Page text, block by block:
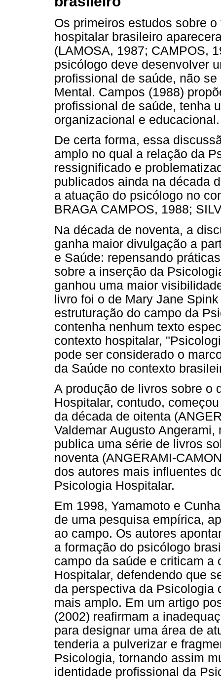
Os primeiros estudos sobre
hospitalar brasileiro
(LAMOSA, 1987; CAMPOS,
psicólogo deve desenvolver
profissional de saúde, não
Mental. Campos (1988)
profissional de saúde, tenha
organizacional e educacional.
De certa forma, essa
amplo no qual a relação da
ressignificado e
publicados ainda na década
a atuação do psicólogo no
BRAGA CAMPOS, 1988;
Na década de noventa, a
ganha maior divulgação a
e Saúde: repensando
sobre a inserção da
ganhou uma maior
livro foi o de Mary Jane
estruturação do campo da
contenha nenhum texto
contexto hospitalar,
pode ser considerado o
da Saúde no contexto
A produção de livros sobre o
Hospitalar, contudo,
da década de oitenta
Valdemar Augusto
publica uma série de livros
noventa (ANGERAMI-
dos autores mais influentes
Psicologia Hospitalar.
Em 1998, Yamamoto e
de uma pesquisa empírica,
ao campo. Os autores
a formação do psicólogo
campo da saúde e criticam a
Hospitalar, defendendo que
da perspectiva da Psicologia
mais amplo. Em um artigo
(2002) reafirmam a
para designar uma área de
tenderia a pulverizar e
Psicologia, tornando assim
identidade profissional da